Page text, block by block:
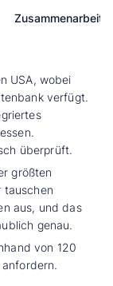
Zusammenarbeit
USA, wobei
verfügt.
überprüft.
größten
tauschen
aus, und das
genau.
von 120